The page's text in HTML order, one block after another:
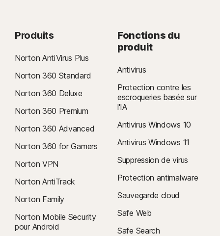
Produits
Norton AntiVirus Plus
Norton 360 Standard
Norton 360 Deluxe
Norton 360 Premium
Norton 360 Advanced
Norton 360 for Gamers
Norton VPN
Norton AntiTrack
Norton Family
Norton Mobile Security
pour Android
Fonctions du
produit
Antivirus
Protection contre les
escroqueries basée sur
l'IA
Antivirus Windows 10
Antivirus Windows 11
Suppression de virus
Protection antimalware
Sauvegarde cloud
Safe Web
Safe Search